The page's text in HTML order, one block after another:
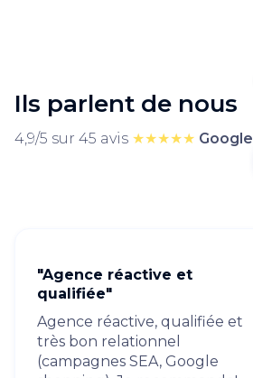
Ils parlent de nous
4,9/5 sur 45 avis ★★★★★ Google
"Agence réactive et
qualifiée"
Agence réactive, qualifiée et
très bon relationnel
(campagnes SEA, Google